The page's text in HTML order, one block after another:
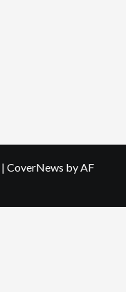
| CoverNews by AF